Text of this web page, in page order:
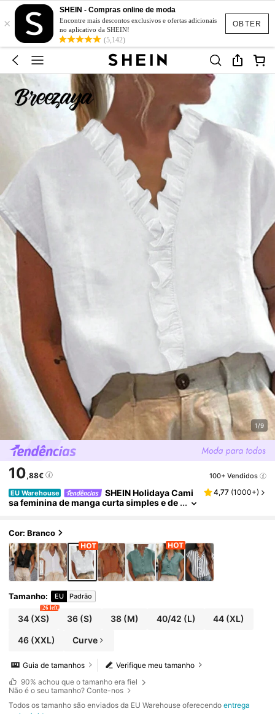
OBTER
×
SHEIN - Compras online de moda
Encontre mais descontos exclusivos e ofertas adicionais
no aplicativo da SHEIN!
(5,142)
1/9
10,88€ 100+ Vendidos
EU Warehouse
SHEIN Holidaya Cami
sa feminina de manga curta simples e de
4,77 (1000+)
Cor: Branco
Tamanho: EU Padrão
34(XS)
26 left
36 (S) 38(M) 40/42 (L) 44 (XL)
46(XXL) Curve
Verifique meu tamanho
Guia de tamanhos
90% achou que o tamanho era fiel
Não é o seu tamanho? Conte-nos
Todos os tamanho são enviados da EU Warehouse oferecendoentrega